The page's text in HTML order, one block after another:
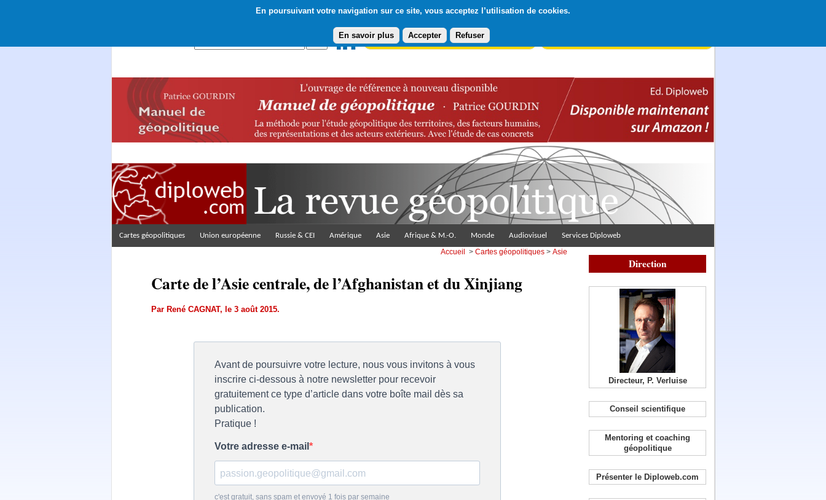
En poursuivant votre navigation sur ce site, vous acceptez l’utilisation de cookies.
En savoir plus Accepter Refuser
Abonnement gratuit à la Lettre du Diploweb
Cartes géopolitiques Union européenne Russie & CEI Amérique Asie Afrique & M.-O. Monde Audiovisuel Services Diploweb
Accueil >Cartes géopolitiques >Asie
Carte de l’Asie centrale, de l’Afghanistan et du Xinjiang
Par René CAGNAT, le 3 août 2015.
Direction
Directeur, P. Verluise
Conseil scientifique
Mentoring et coaching
géopolitique
Présenter le Diploweb.com